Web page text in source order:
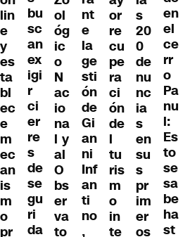
lin
e
y
es
ta
bl
ec
e
m
ec
an
is
m
o
pr
bu
sc
an
ex
igi
r
ci
er
re
s
de
se
gu
ri
da
ol
óg
ic
o
N
ac
io
na
l y
al
O
bs
er
va
to
nt
e
la
ge
sti
ón
de
Gi
an
ni
Inf
an
ti
no
,
or
re
cu
pe
ra
ci
ón
de
l
tu
ris
m
o
in
te
s
20
0
de
nu
nc
ia
s
en
su
s
pr
im
er
os
en
el
ce
rr
o
Pa
nu
l:
Es
to
se
sa
be
ha
st